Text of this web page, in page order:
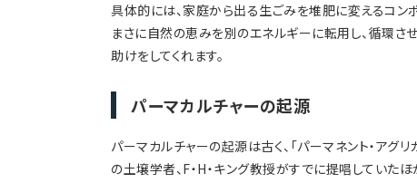
具体的には、家庭から出る生ごみを堆肥に変えるコン
まさに自然の恵みを別のエネルギーに転用し、循環さ
助けをしてくれます。
パーマカルチャーの起源
パーマカルチャーの起源は古く、「パーマネント・アグ
の土壌学者、F・H・キング教授がすでに提唱していた